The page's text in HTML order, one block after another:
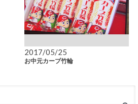
2017/05/25
お中元カープ竹輪